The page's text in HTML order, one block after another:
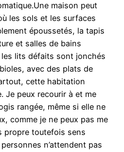
maison peut
les sols et les surfaces
époussetés, la tapis
et salles de bains
lits défaits sont jonchés
avec des plats de
cette habitation
Je peux recourir à et me
rangée, même si elle ne
comme je ne peux pas me
propre toutefois sens
n’attendent pas